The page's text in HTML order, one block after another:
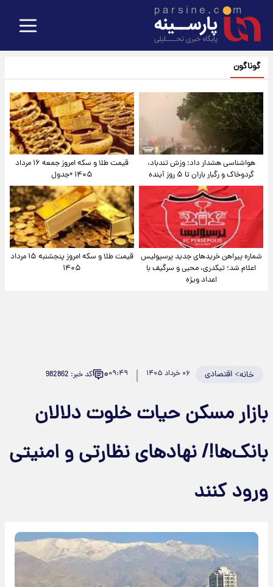
گوناگون
هواشناسی هشدار داد: وزش تندباد،
گردوخاک و رگبار باران تا ۵ روز آینده
قیمت طلا و سکه امروز جمعه ۱۶ مرداد
۱۴۰۵ +جدول
شماره پیراهن خریدهای جدید پرسپولیس
اعلام شد؛ تیکدری، محبی و سرگیف با
اعداد ویژه
قیمت طلا و سکه امروز پنجشنبه ۱۵ مرداد
۱۴۰۵
خانه>اقتصادی ۰۶ خرداد ۱۴۰۵ ۰۹:۴۹۰ کد خبر: 982862
بازار مسکن حیات خلوت دلالان
بانک‌ها!/ نهادهای نظارتی و امنیتی
ورود کنند